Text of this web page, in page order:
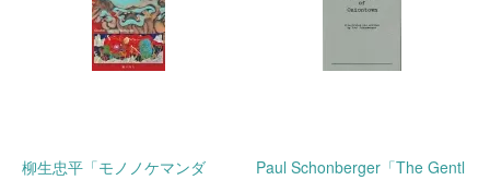
柳生忠平「モノノケマンダ
Paul Schonberger「The Gentl